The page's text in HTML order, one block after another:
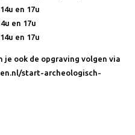
en 17u
en 17u
en 17u
je ook de opgraving volgen via
start-archeologisch-